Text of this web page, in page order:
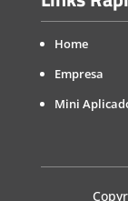
Home
Empresa
Mini